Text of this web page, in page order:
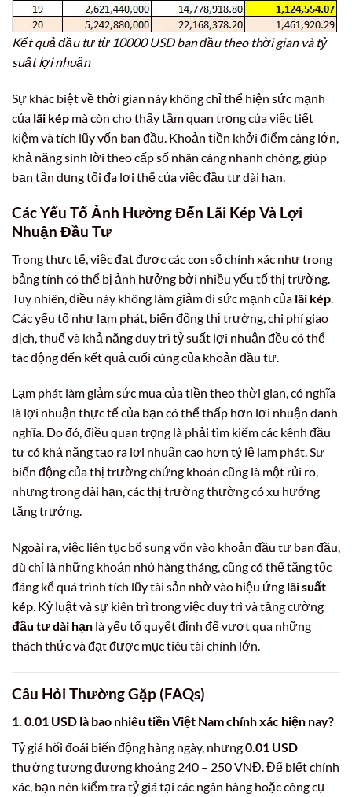
Kết quả đầu tư từ 10000 USD ban đầu theo thời gian và tỷ
suất lợi nhuận
Sự khác biệt về thời gian này không chỉ thể hiện sức mạnh
của lãi kép mà còn cho thấy tầm quan trọng của việc tiết
kiệm và tích lũy vốn ban đầu. Khoản tiền khởi điểm càng lớn,
khả năng sinh lời theo cấp số nhân càng nhanh chóng, giúp
bạn tận dụng tối đa lợi thế của việc đầu tư dài hạn.
Các Yếu Tố Ảnh Hưởng Đến Lãi Kép Và Lợi
Nhuận Đầu Tư
Trong thực tế, việc đạt được các con số chính xác như trong
bảng tính có thể bị ảnh hưởng bởi nhiều yếu tố thị trường.
Tuy nhiên, điều này không làm giảm đi sức mạnh của lãi kép
Các yếu tố như lạm phát, biến động thị trường, chi phí giao
dịch, thuế và khả năng duy trì tỷ suất lợi nhuận đều có thể
tác động đến kết quả cuối cùng của khoản đầu tư.
Lạm phát làm giảm sức mua của tiền theo thời gian, có nghĩa
là lợi nhuận thực tế của bạn có thể thấp hơn lợi nhuận danh
nghĩa. Do đó, điều quan trọng là phải tìm kiếm các kênh đầu
tư có khả năng tạo ra lợi nhuận cao hơn tỷ lệ lạm phát. Sự
biến động của thị trường chứng khoán cũng là một rủi ro,
nhưng trong dài hạn, các thị trường thường có xu hướng
tăng trưởng.
Ngoài ra, việc liên tục bổ sung vốn vào khoản đầu tư ban đầu,
dù chỉ là những khoản nhỏ hàng tháng, cũng có thể tăng tốc
đáng kể quá trình tích lũy tài sản nhờ vào hiệu ứng lãi suất
kép. Kỷ luật và sự kiên trì trong việc duy trì và tăng cường
đầu tư dài hạn là yếu tố quyết định để vượt qua những
thách thức và đạt được mục tiêu tài chính lớn.
Câu Hỏi Thường Gặp (FAQs)
1. 0.01 USD là bao nhiêu tiền Việt Nam chính xác hiện nay?
Tỷ giá hối đoái biến động hàng ngày, nhưng0.01 USD
thường tương đương khoảng 240 – 250 VNĐ. Để biết chính
xác, bạn nên kiểm tra tỷ giá tại các ngân hàng hoặc công cụ